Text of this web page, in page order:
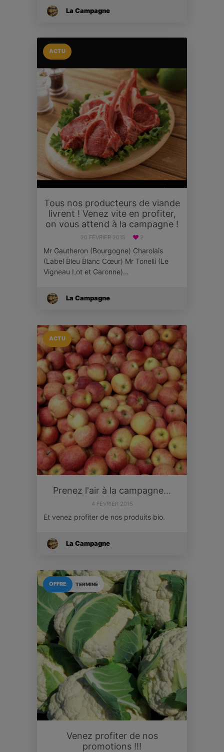
La Campagne
ACTU
Tous nos producteurs de viande
livrent ! Venez vite en profiter,
on vous attend à la campagne !
20 FÉVRIER 2015 2
Mr Gautheron (Bourgogne) Charolais
(Label Bleu Blanc Cœur) Mr Tonelli (Le
Vigneau Lot et Garonne)…
La Campagne
ACTU
Prenez l'air à la campagne...
4 FÉVRIER 2015
Et venez profiter de nos produits bio.
La Campagne
TERMINÉ
OFFRE
Venez profiter de nos
promotions !!!